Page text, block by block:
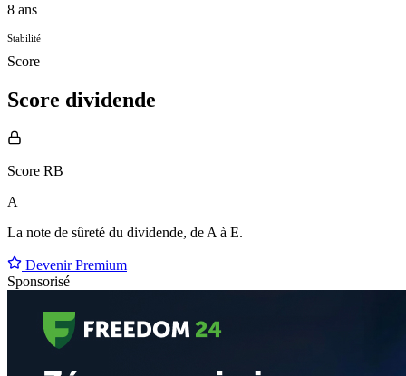
8 ans
Stabilité
Score
Score dividende
Score RB
A
La note de sûreté du dividende, de A à E.
Devenir Premium
Sponsorisé